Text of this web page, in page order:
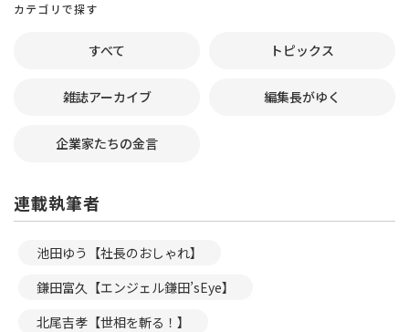
カテゴリで探す
すべて トピックス
雑誌アーカイブ 編集長がゆく
企業家たちの金言
連載執筆者
池田ゆう【社長のおしゃれ】
鎌田富久【エンジェル鎌田’sEye】
北尾吉孝【世相を斬る！】